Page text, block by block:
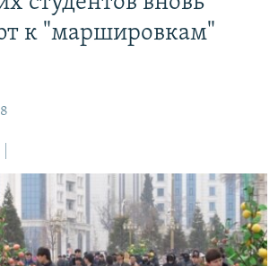
РС
к "маршировкам"